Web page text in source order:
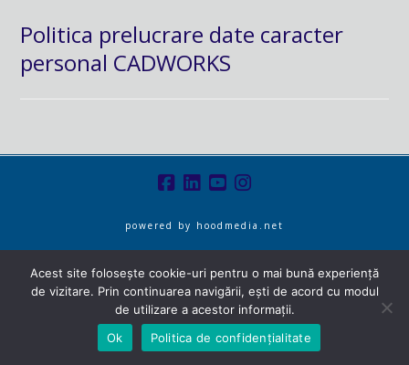
Politica prelucrare date caracter
personal CADWORKS
powered by hoodmedia.net
Acest site folosește cookie-uri pentru o mai bună experiență
de vizitare. Prin continuarea navigării, ești de acord cu modul
de utilizare a acestor informații.
Ok
Politica de confidențialitate